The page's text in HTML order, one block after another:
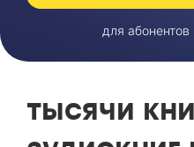
для абонентов
тысячи